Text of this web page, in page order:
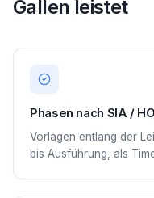
Gallen leistet
Phasen nach SIA /
Vorlagen entlang der
bis Ausführung, als